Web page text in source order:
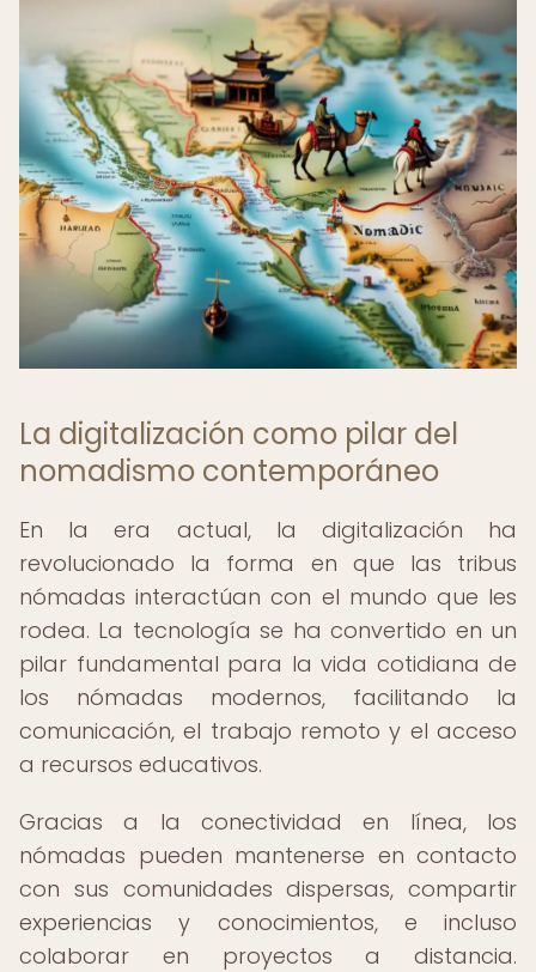
La digitalización como pilar del
nomadismo contemporáneo
En la era actual, la digitalización ha
revolucionado la forma en que las tribus
nómadas interactúan con el mundo que les
rodea. La tecnología se ha convertido en un
pilar fundamental para la vida cotidiana de
los nómadas modernos, facilitando la
comunicación, el trabajo remoto y el acceso
a recursos educativos.
Gracias a la conectividad en línea, los
nómadas pueden mantenerse en contacto
con sus comunidades dispersas, compartir
experiencias y conocimientos, e incluso
colaborar en proyectos a distancia.